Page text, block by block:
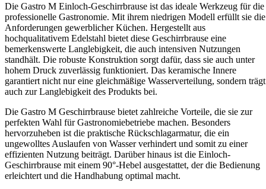
Die Gastro M Einloch-Geschirrbrause ist das ideale Werkzeug für die
professionelle Gastronomie. Mit ihrem niedrigen Modell erfüllt sie die
Anforderungen gewerblicher Küchen. Hergestellt aus
hochqualitativem Edelstahl bietet diese Geschirrbrause eine
bemerkenswerte Langlebigkeit, die auch intensiven Nutzungen
standhält. Die robuste Konstruktion sorgt dafür, dass sie auch unter
hohem Druck zuverlässig funktioniert. Das keramische Innere
garantiert nicht nur eine gleichmäßige Wasserverteilung, sondern trägt
auch zur Langlebigkeit des Produkts bei.
Die Gastro M Geschirrbrause bietet zahlreiche Vorteile, die sie zur
perfekten Wahl für Gastronomiebetriebe machen. Besonders
hervorzuheben ist die praktische Rückschlagarmatur, die ein
ungewolltes Auslaufen von Wasser verhindert und somit zu einer
effizienten Nutzung beiträgt. Darüber hinaus ist die Einloch-
Geschirrbrause mit einem 90°-Hebel ausgestattet, der die Bedienung
erleichtert und die Handhabung optimal macht.